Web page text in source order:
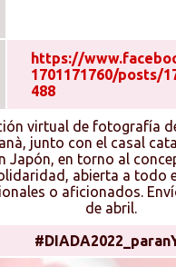
https://
1701171760/posts/
488
virtual de fotografí­a
junto con el casal
Japón, en torno al
abierta a todo
o aficionados.
de abril.